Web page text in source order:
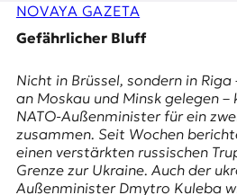
e
k
o
d
e
NOVAYA GAZETA
Gefährlicher Bluff
Nicht in Brüssel, sondern in
an Moskau und Minsk gelegen
NATO-Außenminister für ein
zusammen. Seit Wochen
einen verstärkten russischen
Grenze zur Ukraine. Auch der
Außenminister Dmytro Kuleba